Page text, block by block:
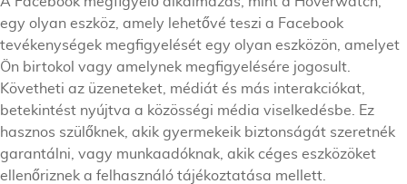
egy olyan eszköz, amely lehetővé teszi a Facebook
tevékenységek megfigyelését egy olyan eszközön, amelyet
Ön birtokol vagy amelynek megfigyelésére jogosult.
Követheti az üzeneteket, médiát és más interakciókat,
betekintést nyújtva a közösségi média viselkedésbe. Ez
hasznos szülőknek, akik gyermekeik biztonságát szeretnék
garantálni, vagy munkaadóknak, akik céges eszközöket
ellenőriznek a felhasználó tájékoztatása mellett.